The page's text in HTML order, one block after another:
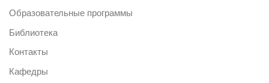
Образовательные программы
Библиотека
Контакты
Кафедры